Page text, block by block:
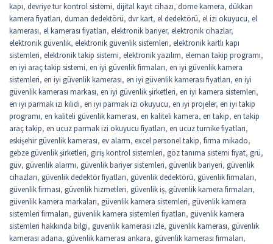
kapı, devriye tur kontrol sistemi, dijital kayıt cihazı, dome kamera, dükkan
kamera fiyatları, duman dedektörü, dvr kart, el dedektörü, el izi okuyucu, el
kamerası, el kamerası fiyatları, elektronik bariyer, elektronik cihazlar,
elektronik güvenlik, elektronik güvenlik sistemleri, elektronik kartlı kapı
sistemleri, elektronik takip sistemi, elektronik yazılım, eleman takip programı,
en iyi araç takip sistemi, en iyi güvenlik firmaları, en iyi güvenlik kamera
sistemleri, en iyi güvenlik kamerası, en iyi güvenlik kamerası fiyatları, en iyi
güvenlik kamerası markası, en iyi güvenlik şirketleri, en iyi kamera sistemleri,
en iyi parmak izi kilidi, en iyi parmak izi okuyucu, en iyi projeler, en iyi takip
programı, en kaliteli güvenlik kamerası, en kaliteli kamera, en takip, en takip
araç takip, en ucuz parmak izi okuyucu fiyatları, en ucuz turnike fiyatları,
eskişehir güvenlik kamerası, ev alarm, excel personel takip, firma mikado,
gebze güvenlik şirketleri, giriş kontrol sistemleri, göz tanıma sistemi fiyat, grü,
güv, güvenlik alarmı, güvenlik bariyer sistemleri, güvenlik bariyeri, güvenlik
cihazları, güvenlik dedektör fiyatları, güvenlik dedektörü, güvenlik firmaları,
güvenlik firması, güvenlik hizmetleri, güvenlik iş, güvenlik kamera firmaları,
güvenlik kamera markaları, güvenlik kamera sistemleri, güvenlik kamera
sistemleri firmaları, güvenlik kamera sistemleri fiyatları, güvenlik kamera
sistemleri hakkında bilgi, guvenlik kamerasi izle, güvenlik kamerası, güvenlik
kamerası adana, güvenlik kamerası ankara, güvenlik kamerası firmaları,